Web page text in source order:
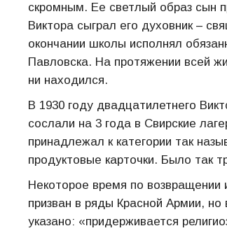
скромным. Ее светлый образ сын
Виктора сыграл его духовник –
окончании школы исполнял
Павловска. На протяжении всей
ни находился.
В 1930 году двадцатилетнего
сослали на 3 года в Свирские
принадлежал к категории так
продуктовые карточки. Было так
Некоторое время по возвращении
призван в ряды Красной Армии, но
указано: «придерживается